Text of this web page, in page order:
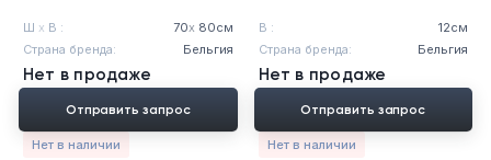
Ш х В : 70х80см
Страна бренда:
Бельгия
Нет в продаже
Нет в наличии
Отправить запрос
В :
12см
Страна бренда:
Бельгия
Нет в продаже
Нет в наличии
Отправить запрос